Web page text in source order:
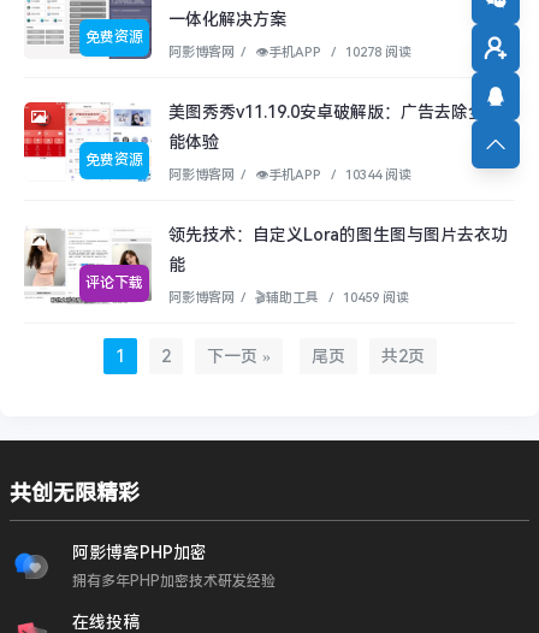
免费资源
一体化解决方案
阿影博客网 / 👁︎手机APP / 10278 阅读
免费资源
美图秀秀v11.19.0安卓破解版：广告去除全功
能体验
阿影博客网 / 👁︎手机APP / 10344 阅读
评论下载
领先技术：自定义Lora的图生图与图片去衣功
能
阿影博客网 / 🎬辅助工具 / 10459 阅读
1 2 下一页 » 尾页 共2页
共创无限精彩
阿影博客PHP加密
拥有多年PHP加密技术研发经验
在线投稿